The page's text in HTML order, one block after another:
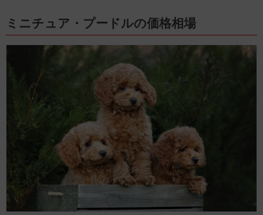
ミニチュア・プードルの価格相場